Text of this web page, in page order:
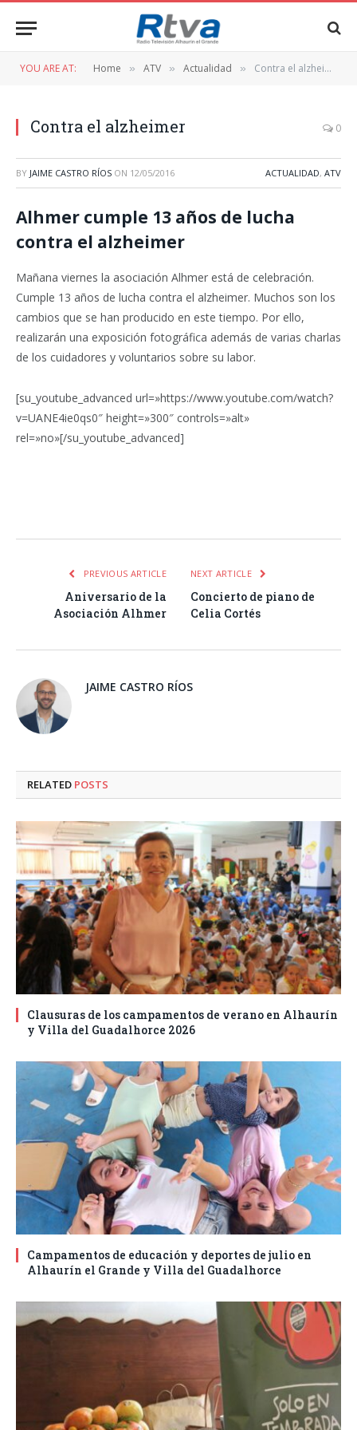
YOU ARE AT: Home » ATV » Actualidad » Contra el alzheimer
Contra el alzheimer 0
BY JAIME CASTRO RÍOS ON 12/05/2016 ACTUALIDAD, ATV
Alhmer cumple 13 años de lucha
contra el alzheimer
Mañana viernes la asociación Alhmer está de celebración.
Cumple 13 años de lucha contra el alzheimer. Muchos son los
cambios que se han producido en este tiempo. Por ello,
realizarán una exposición fotográfica además de varias charlas
de los cuidadores y voluntarios sobre su labor.
[su_youtube_advanced url=»https://www.youtube.com/watch?
v=UANE4ie0qs0″ height=»300″ controls=»alt»
rel=»no»[/su_youtube_advanced]
PREVIOUS ARTICLE
Aniversario de la
Asociación Alhmer
NEXT ARTICLE
Concierto de piano de
Celia Cortés
JAIME CASTRO RÍOS
RELATED POSTS
Clausuras de los campamentos de verano en Alhaurín
y Villa del Guadalhorce 2026
Campamentos de educación y deportes de julio en
Alhaurín el Grande y Villa del Guadalhorce